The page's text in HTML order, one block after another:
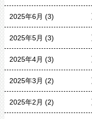
2025年6月 (3)
2025年5月 (3)
2025年4月 (3)
2025年3月 (2)
2025年2月 (2)